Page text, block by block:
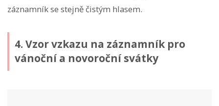
záznamník se stejně čistým hlasem.
4. Vzor vzkazu na záznamník pro
vánoční a novoroční svátky